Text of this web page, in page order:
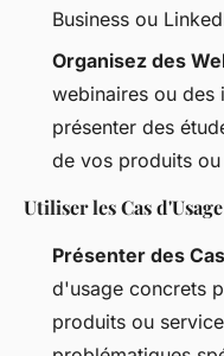
Business ou
Organisez des
webinaires ou des
présenter des
de vos produits
Utiliser les Cas d'Usage
Présenter des
d'usage concrets
produits ou